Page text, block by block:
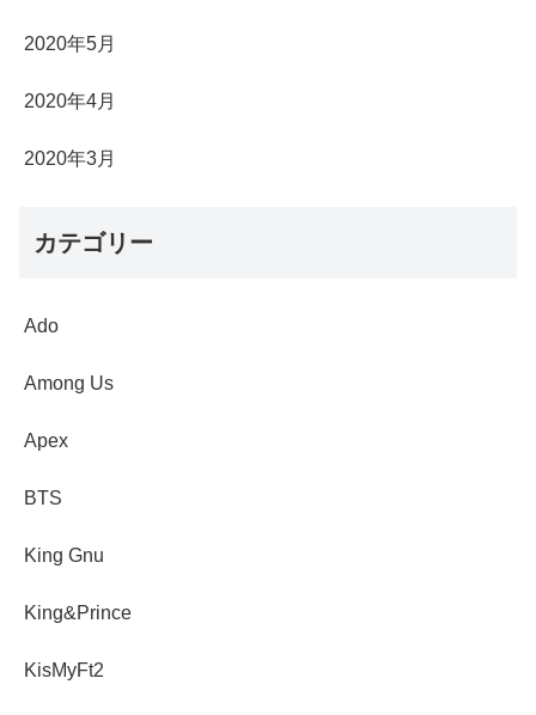
2020年5月
2020年4月
2020年3月
カテゴリー
Ado
Among Us
Apex
BTS
King Gnu
King&Prince
KisMyFt2